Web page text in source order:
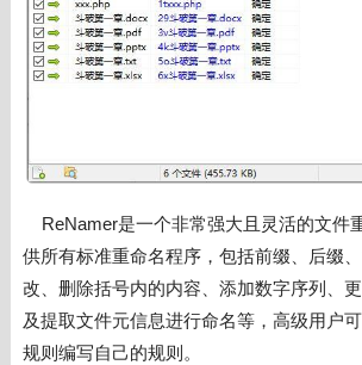
ReNamer是一个非常强大且灵活的文件
供所有标准重命名程序，包括前缀、后缀
改、删除括号内的内容、添加数字序列、
及提取文件元信息进行命名等，高级用户
规则编写自己的规则。